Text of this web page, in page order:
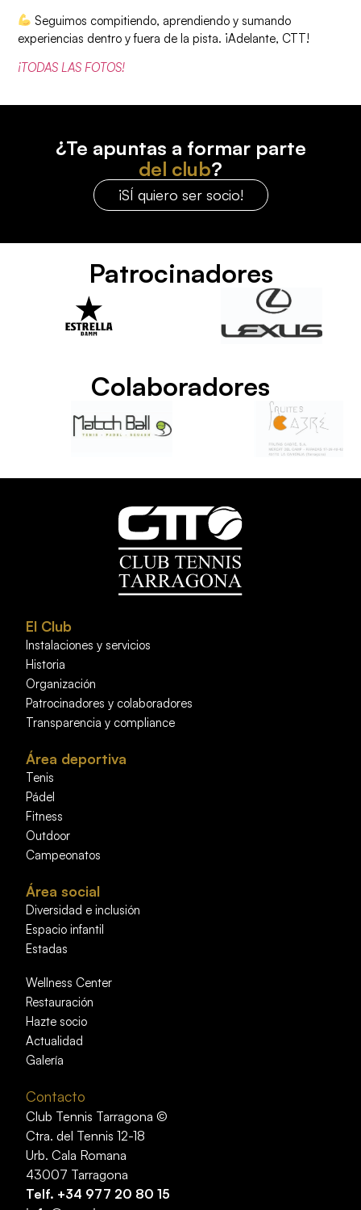
Seguimos compitiendo, aprendiendo y sumando
experiencias dentro y fuera de la pista. ¡Adelante, CTT!
¡TODAS LAS FOTOS!
¿Te apuntas a formar parte
del club?
¡SÍ quiero ser socio!
Patrocinadores
Colaboradores
El Club
Instalaciones y servicios
Historia
Organización
Patrocinadores y colaboradores
Transparencia y compliance
Área deportiva
Tenis
Pádel
Fitness
Outdoor
Campeonatos
Área social
Diversidad e inclusión
Espacio infantil
Estadas
Wellness Center
Restauración
Hazte socio
Actualidad
Galería
Contacto
Club Tennis Tarragona ©
Ctra. del Tennis 12-18
Urb. Cala Romana
43007 Tarragona
Telf. +34 977 20 80 15